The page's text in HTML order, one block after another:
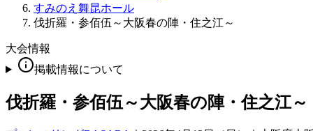
すみのえ舞昆ホール
伐折羅・参佰伍～大阪春の陣・住之江～
大会情報
掲載情報について
伐折羅・参佰伍～大阪春の陣・住之江～